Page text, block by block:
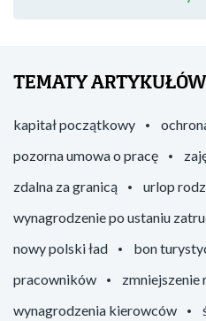
TEMATY ARTYKUŁÓW
kapitał początkowy
pozorna umowa o pracę
zdalna za granicą
urlop
wynagrodzenie po ustaniu
nowy polski ład
bon
pracowników
zmniejszenie
wynagrodzenia kierowców